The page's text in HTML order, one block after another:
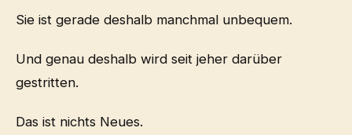
Sie ist gerade deshalb manchmal unbequem.
Und genau deshalb wird seit jeher darüber
gestritten.
Das ist nichts Neues.